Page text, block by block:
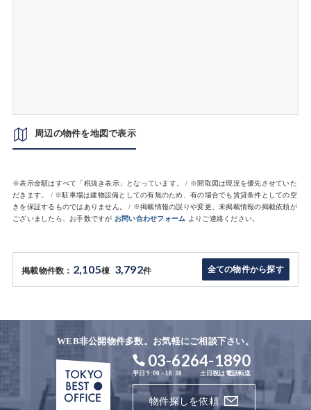
周辺の物件を地図で表示
※表示金額はすべて「税抜き表示」となっています。 / ※間取図は現況を優先させていた
だきます。 / ※駐車場は建物設備としての有無のため、有の場合でも賃貸条件としての空
きを保証するものではありません。 / ※掲載情報の誤りや変更、未掲載情報の掲載依頼が
ございましたら、お手数ですが お問い合わせフォーム よりご連絡ください。
掲載物件数： 2,105棟 3,792件 全ての物件から探す
WEB非公開物件多数。お気軽にご相談下さい。
03-6264-1890
平日 9:00 - 18:30 土日祝は電話転送
物件探しを依頼